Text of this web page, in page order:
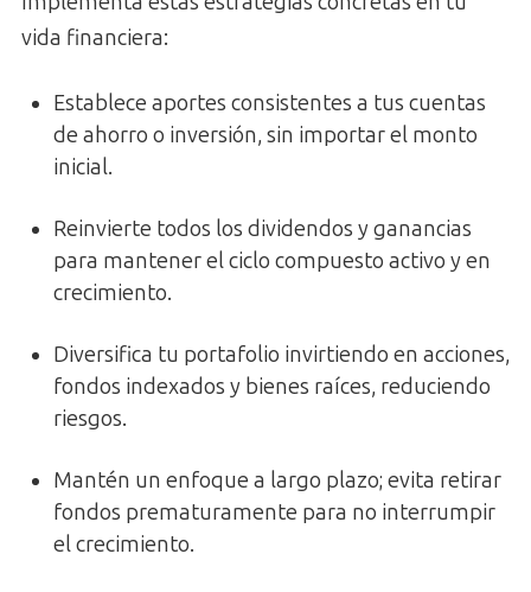
vida financiera:
Establece aportes consistentes a tus cuentas
de ahorro o inversión, sin importar el monto
inicial.
Reinvierte todos los dividendos y ganancias
para mantener el ciclo compuesto activo y en
crecimiento.
Diversifica tu portafolio invirtiendo en acciones,
fondos indexados y bienes raíces, reduciendo
riesgos.
Mantén un enfoque a largo plazo; evita retirar
fondos prematuramente para no interrumpir
el crecimiento.